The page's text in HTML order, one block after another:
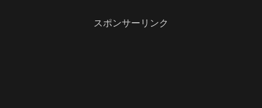
スポンサーリンク